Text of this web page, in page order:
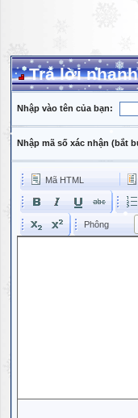
Trả lời nhanh
Nhập vào tên của bạn:
Nhập mã số xác nhận (bắt
Mã HTML
Phông